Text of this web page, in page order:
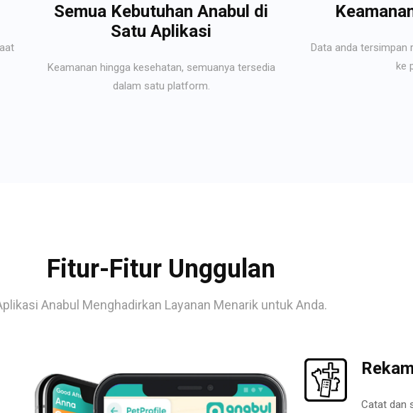
Semua Kebutuhan Anabul di
Satu Aplikasi
Keamanan hingga kesehatan, semuanya tersedia
dalam satu platform.
Data anda tersimpan
ke
Fitur-Fitur Unggulan
Anabul Menghadirkan Layanan Menarik untuk Anda.
Catat dan